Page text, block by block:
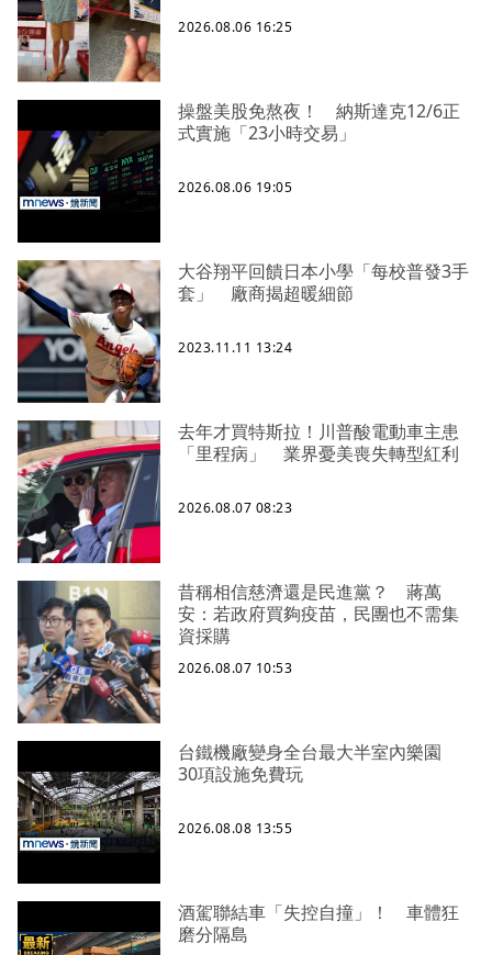
2026.08.06 16:25
操盤美股免熬夜！ 納斯達克12/6正
式實施「23小時交易」
2026.08.06 19:05
大谷翔平回饋日本小學「每校普發3手
套」 廠商揭超暖細節
2023.11.11 13:24
去年才買特斯拉！川普酸電動車主患
「里程病」 業界憂美喪失轉型紅利
2026.08.07 08:23
昔稱相信慈濟還是民進黨？ 蔣萬
安：若政府買夠疫苗，民團也不需集
資採購
2026.08.07 10:53
台鐵機廠變身全台最大半室內樂園
30項設施免費玩
2026.08.08 13:55
酒駕聯結車「失控自撞」！ 車體狂
磨分隔島